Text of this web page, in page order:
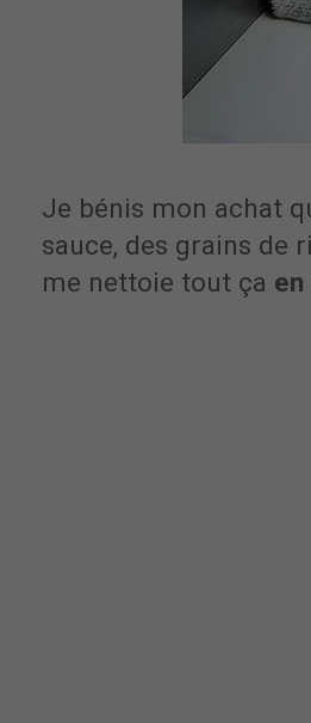
Je bénis mon achat
sauce, des grains de
me nettoie tout ça